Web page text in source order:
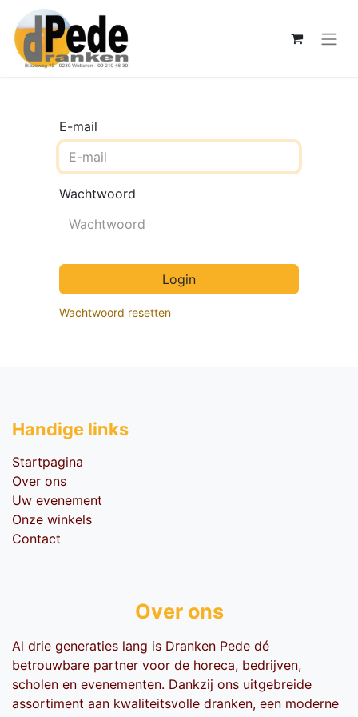
E-mail
Wachtwoord
Login
Wachtwoord resetten
Handige li​nks
Startpagina
Over ons
Uw evenement
Onze winkels
Contact
Over ons
Al drie generaties lang is Dranken Pede dé
betrouwbare partner voor de horeca, bedrijven,
scholen en evenementen. Dankzij ons uitgebreide
assortiment aan kwaliteitsvolle dranken, een moderne